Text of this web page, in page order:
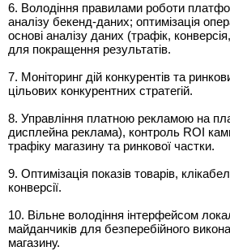
6. Володіння правилами роботи
аналізу бекенд-даних; оптимізація
основі аналізу даних (трафік,
для покращення результатів.
7. Моніторинг дій конкурентів та
цільових конкурентних стратегій.
8. Управління платною рекламою на
дисплейна реклама), контроль ROI
трафіку магазину та ринкової частки.
9. Оптимізація показів товарів,
конверсії.
10. Вільне володіння інтерфейсом
майданчиків для безперебійного
магазину.